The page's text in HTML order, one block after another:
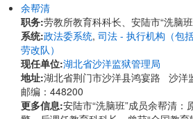
余帮清
职务:劳教所教育科科长、安陆市“洗脑
系统:政法委系统, 司法 - 执行机构（包
劳改队）
现任单位:湖北省沙洋监狱管理局
地址:湖北省荆门市沙洋县鸿宴路 沙洋
邮编：448200
更多信息:安陆市“洗脑班”成员余帮清